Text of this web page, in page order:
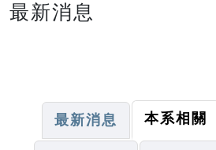
最新消息
最新消息 本系相關